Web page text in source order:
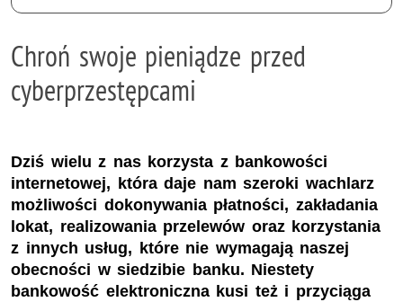
Chroń swoje pieniądze przed
cyberprzestępcami
Dziś wielu z nas korzysta z bankowości
internetowej, która daje nam szeroki wachlarz
możliwości dokonywania płatności, zakładania
lokat, realizowania przelewów oraz korzystania
z innych usług, które nie wymagają naszej
obecności w siedzibie banku. Niestety
bankowość elektroniczna kusi też i przyciąga